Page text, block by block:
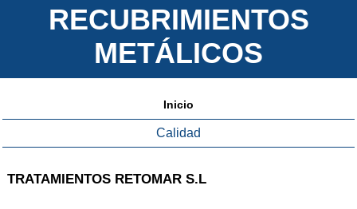
RECUBRIMIENTOS
METÁLICOS
Inicio
Calidad
TRATAMIENTOS RETOMAR S.L